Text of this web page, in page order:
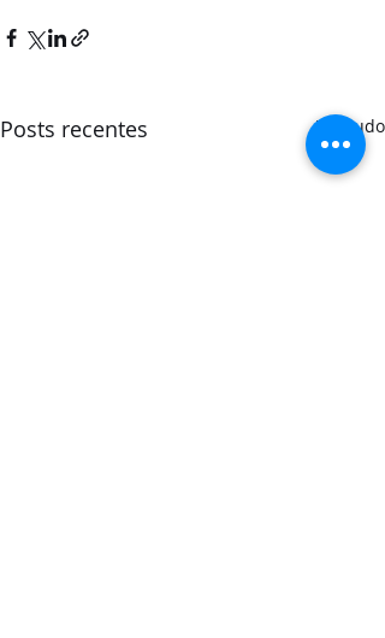
Posts recentes Ver tudo